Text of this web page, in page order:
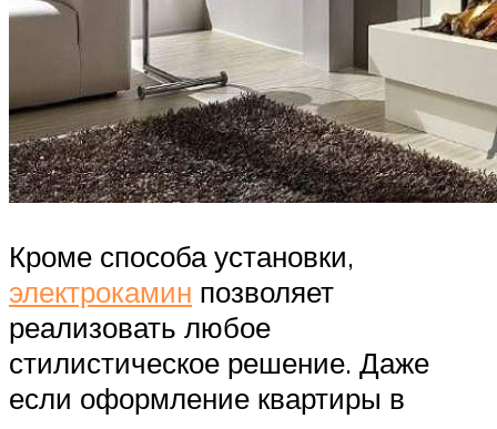
Кроме способа установки,
электрокамин позволяет
реализовать любое
стилистическое решение. Даже
если оформление квартиры в